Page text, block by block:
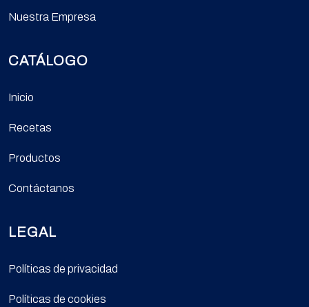
Nuestra Empresa
CATÁLOGO
Inicio
Recetas
Productos
Contáctanos
LEGAL
Políticas de privacidad
Políticas de cookies